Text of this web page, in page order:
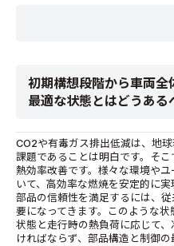
初期構想段階から車両全
最適な状態とはどうある
CO2や有毒ガス排出低減は、地
課題であることは明白です。そ
熱効率改善です。様々な環境や
いて、高効率な燃焼を安定的に
部品の信頼性を満足するには、
要になってきます。このような
状態と走行時の熱負荷に応じて
ければならず、部品構造と制御の